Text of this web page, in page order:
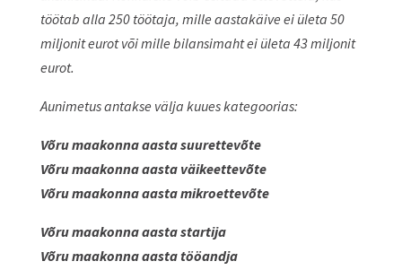
töötab alla 250 töötaja, mille aastakäive ei ületa 50
miljonit eurot või mille bilansimaht ei ületa 43 miljonit
eurot.
Aunimetus antakse välja kuues kategoorias:
Võru maakonna aasta suurettevõte
Võru maakonna aasta väikeettevõte
Võru maakonna aasta mikroettevõte
Võru maakonna aasta startija
Võru maakonna aasta tööandja